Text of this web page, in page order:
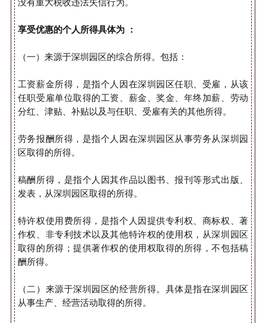
没有重大税收违法失信行为。
享受优惠的个人所得具体为 ：
（一）来源于深圳园区的综合所得。包括：
工资薪金所得，是指个人因在深圳园区任职、受雇，从该
任职受雇单位取得的工资、薪金、奖金、年终加薪、劳动
分红、津贴、补贴以及与任职、受雇有关的其他所得。
劳务报酬所得，是指个人因在深圳园区从事劳务从深圳园
区取得的所得。
稿酬所得，是指个人因其作品以图书、报刊等形式出版、
发表，从深圳园区取得的所得。
特许权使用费所得，是指个人因提供专利权、商标权、著
作权、非专利技术以及其他特许权的使用权，从深圳园区
取得的所得；提供著作权的使用权取得的所得，不包括稿
酬所得。
（二）来源于深圳园区的经营所得。具体是指在深圳园区
从事生产、经营活动取得的所得。